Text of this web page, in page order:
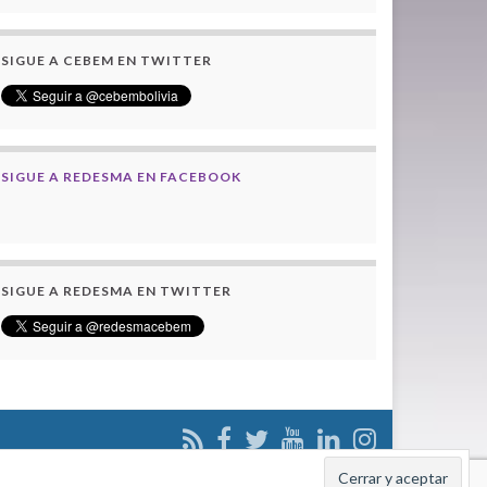
SIGUE A CEBEM EN TWITTER
SIGUE A REDESMA EN FACEBOOK
SIGUE A REDESMA EN TWITTER